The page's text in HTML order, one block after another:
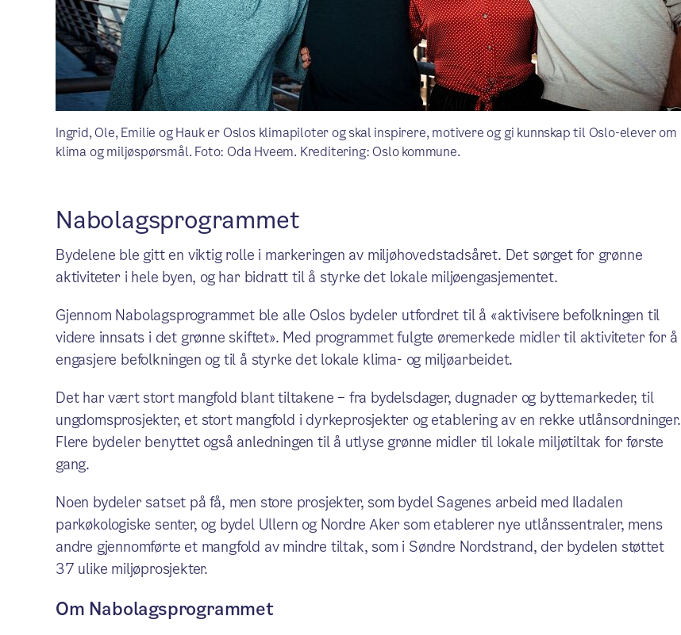
Ingrid, Ole, Emilie og Hauk er Oslos klimapiloter og skal inspirere, motivere og gi kunnskap til Oslo-elever om
klima og miljøspørsmål. Foto: Oda Hveem. Kreditering: Oslo kommune.
Nabolagsprogrammet
Bydelene ble gitt en viktig rolle i markeringen av miljøhovedstadsåret. Det sørget for grønne
aktiviteter i hele byen, og har bidratt til å styrke det lokale miljøengasjementet.
Gjennom Nabolagsprogrammet ble alle Oslos bydeler utfordret til å «aktivisere befolkningen til
videre innsats i det grønne skiftet». Med programmet fulgte øremerkede midler til aktiviteter for å
engasjere befolkningen og til å styrke det lokale klima- og miljøarbeidet.
Det har vært stort mangfold blant tiltakene – fra bydelsdager, dugnader og byttemarkeder, til
ungdomsprosjekter, et stort mangfold i dyrkeprosjekter og etablering av en rekke utlånsordninger.
Flere bydeler benyttet også anledningen til å utlyse grønne midler til lokale miljøtiltak for første
gang.
Noen bydeler satset på få, men store prosjekter, som bydel Sagenes arbeid med Iladalen
parkøkologiske senter, og bydel Ullern og Nordre Aker som etablerer nye utlånssentraler, mens
andre gjennomførte et mangfold av mindre tiltak, som i Søndre Nordstrand, der bydelen støttet
37 ulike miljøprosjekter.
Om Nabolagsprogrammet